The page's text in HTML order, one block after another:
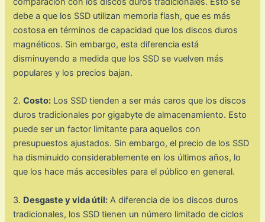
debe a que los SSD utilizan memoria flash, que es más
costosa en términos de capacidad que los discos duros
magnéticos. Sin embargo, esta diferencia está
disminuyendo a medida que los SSD se vuelven más
populares y los precios bajan.
2.Costo: Los SSD tienden a ser más caros que los discos
duros tradicionales por gigabyte de almacenamiento. Esto
puede ser un factor limitante para aquellos con
presupuestos ajustados. Sin embargo, el precio de los SSD
ha disminuido considerablemente en los últimos años, lo
que los hace más accesibles para el público en general.
3. Desgaste y vida útil: A diferencia de los discos duros
tradicionales, los SSD tienen un número limitado de ciclos